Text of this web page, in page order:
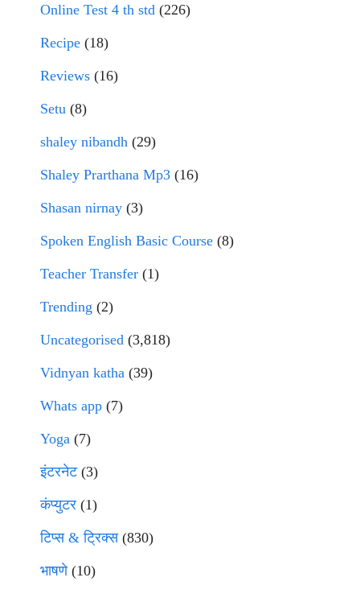
Online Test 4 th std (226)
Recipe (18)
Reviews (16)
Setu (8)
shaley nibandh (29)
Shaley Prarthana Mp3 (16)
Shasan nirnay (3)
Spoken English Basic Course (8)
Teacher Transfer (1)
Trending (2)
Uncategorised (3,818)
Vidnyan katha (39)
Whats app (7)
Yoga (7)
इंटरनेट(3)
कंप्युटर (1)
टिप्स & ट्रिक्स(830)
भाषणे(10)